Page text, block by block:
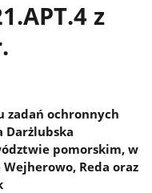
z
zadań ochronnych
Darżlubska
pomorskim, w
Reda oraz